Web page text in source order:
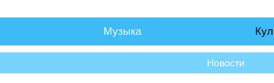
Музыка
Новости